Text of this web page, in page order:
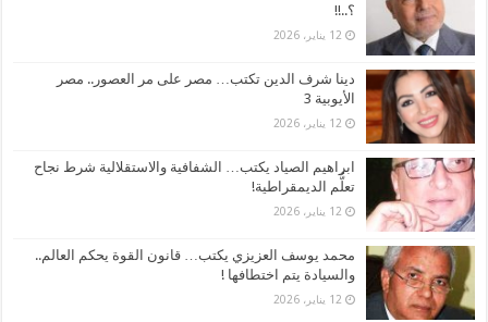
؟..!!
12 يناير، 2026
دينا شرف الدين تكتب… مصر على مر العصور.. مصر
الأيوبية 3
12 يناير، 2026
ابراهيم الصياد يكتب… الشفافية والاستقلالية شرط نجاح
تعلُّم الديمقراطية!
12 يناير، 2026
محمد يوسف العزيزي يكتب… قانون القوة يحكم العالم..
والسيادة يتم اختطافها !
12 يناير، 2026